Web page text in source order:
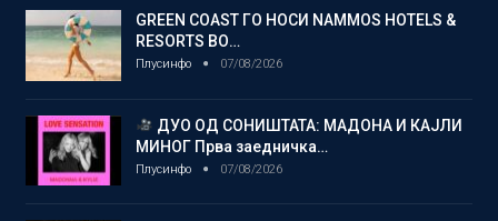
GREEN COAST ГО НОСИ NAMMOS HOTELS &
RESORTS ВО…
Плусинфо 07/08/2026
ДУО ОД СОНИШТАТА: МАДОНА И КАЈЛИ
МИНОГ Прва заедничка…
Плусинфо 07/08/2026